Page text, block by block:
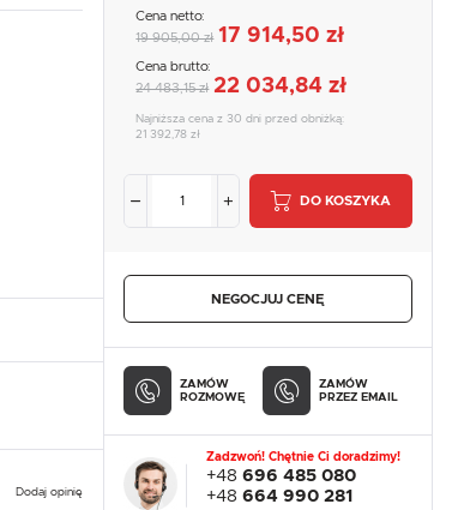
Dodaj opinię
Cena netto:
19 905,00 zł 17 914,50 zł
Cena brutto:
24 483,15 zł 22 034,84 zł
Najniższa cena z 30 dni przed obniżką:
21 392,78 zł
DO KOSZYKA
NEGOCJUJ CENĘ
ZAMÓW
ROZMOWĘ
ZAMÓW
PRZEZ EMAIL
Zadzwoń! Chętnie Ci doradzimy!
+48 696 485 080
+48 664 990 281